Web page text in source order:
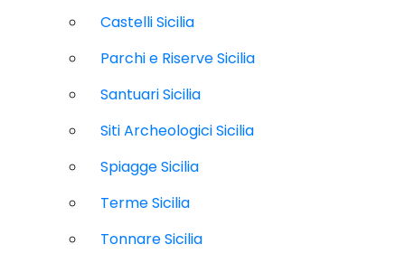
Castelli Sicilia
Parchi e Riserve Sicilia
Santuari Sicilia
Siti Archeologici Sicilia
Spiagge Sicilia
Terme Sicilia
Tonnare Sicilia